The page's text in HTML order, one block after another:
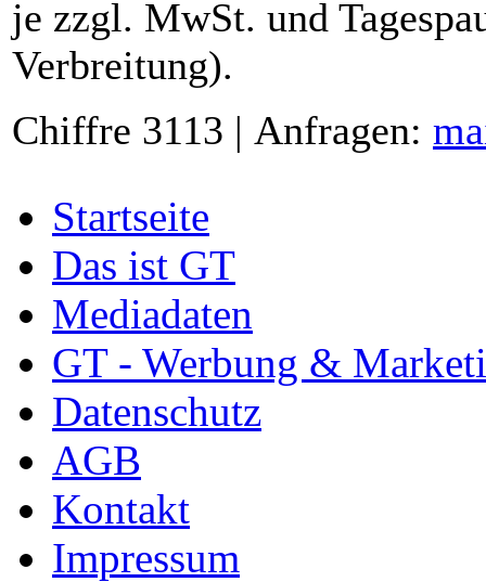
je zzgl. MwSt. und
Verbreitung).
Chiffre 3113 | Anfragen:
Startseite
Das ist GT
Mediadaten
GT - Werbung &
Datenschutz
AGB
Kontakt
Impressum